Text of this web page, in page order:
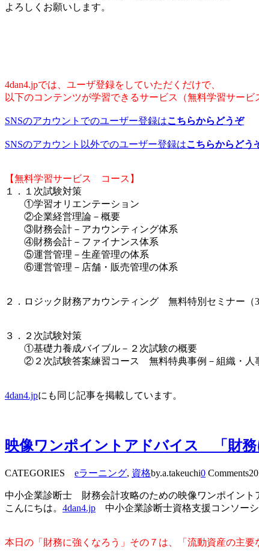
よろしくお願いします。
4dan4.jpでは、ユーザ登録をしていただくだけで、
以下のコンテンツが学習できるサービス（無料学習サー
SNSのアカウントでのユーザー登録はこちらからどうぞ
SNSのアカウント以外でのユーザー登録はこちらからどう
【無料学習サービス コース】
１．１次試験対策
①学習オリエンテーション
②企業経営理論－概要
③財務会計－アカウンティング体系
④財務会計－ファイナンス体系
⑤運営管理－生産管理の体系
⑥運営管理－店舗・販売管理の体系
２．ロジック財務アカウンティング 無料特別セミナー（3
３．２次試験対策
①基礎力養成バイブル－２次試験の概要
②２次試験答案練習コース 無料特典事例－組織・人
4dan4.jpにも同じ記事を掲載しています。
映像ワンポイントアドバイス 「財務
CATEGORIES eラーニング, 資格by.a.takeuchi0 Comments
中小企業診断士 財務会計攻略のための映像ワンポイント
こんにちは。 4dan4.jp 中小企業診断士資格支援コンソーシ
本日の「財務に強くなろう」その７は、「流動資産の主要